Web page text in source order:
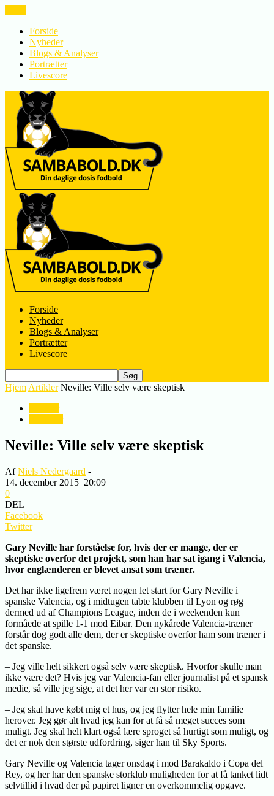
Forside
Nyheder
Blogs & Analyser
Portrætter
Livescore
Forside
Nyheder
Blogs & Analyser
Portrætter
Livescore
Hjem Artikler Neville: Ville selv være skeptisk
Neville: Ville selv være skeptisk
AfNiels Nedergaard -
14. december 2015 20:09
0
DEL
Facebook
Twitter
Gary Neville har forståelse for, hvis der er mange, der er
skeptiske overfor det projekt, som han har sat igang i Valencia,
hvor englænderen er blevet ansat som træner.
Det har ikke ligefrem været nogen let start for Gary Neville i
spanske Valencia, og i midtugen tabte klubben til Lyon og røg
dermed ud af Champions League, inden de i weekenden kun
formåede at spille 1-1 mod Eibar. Den nykårede Valencia-træner
forstår dog godt alle dem, der er skeptiske overfor ham som træner i
det spanske.
– Jeg ville helt sikkert også selv være skeptisk. Hvorfor skulle man
ikke være det? Hvis jeg var Valencia-fan eller journalist på et spansk
medie, så ville jeg sige, at det her var en stor risiko.
– Jeg skal have købt mig et hus, og jeg flytter hele min familie
herover. Jeg gør alt hvad jeg kan for at få så meget succes som
muligt. Jeg skal helt klart også lære sproget så hurtigt som muligt, og
det er nok den største udfordring, siger han til Sky Sports.
Gary Neville og Valencia tager onsdag i mod Barakaldo i Copa del
Rey, og her har den spanske storklub muligheden for at få tanket lidt
selvtillid i hvad der på papiret ligner en overkommelig opgave.